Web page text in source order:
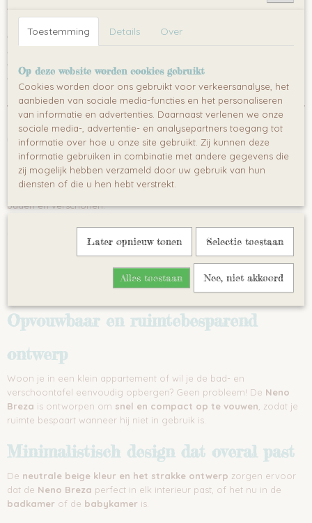
?
?
Opvouwbaar en ruimtebesparend
?
Stevig stalen frame– Voor maximale stabiliteit en duurzaamheid
?
Waterbestendig materiaal – Eenvoudig schoon te maken
Comfortabel voor zowel baby als ouder
ideale hoogte van het frame
voorkomt dat ouders zich
onnodig moeten buigen, wat rugklachten helpt te verminderen. Dit
baden en verschonen.
Snel en eenvoudig water afvoeren
hoef je de badkuip niet te tillen
om hem leeg te laten lopen. Dit zorgt voor extra gebruiksgemak
en voorkomt onnodige belasting van je rug.
Opvouwbaar en ruimtebesparend
ontwerp
Woon je in een klein appartement of wil je de bad- en
verschoontafel eenvoudig opbergen? Geen probleem! De Neno
Breza is ontworpen om snel en compact op te vouwen , zodat je
ruimte bespaart wanneer hij niet in gebruik is.
Minimalistisch design dat overal past
De neutrale beige kleur en het strakke ontwerp zorgen ervoor
dat de Neno Breza perfect in elk interieur past, of het nu in de
badkamer of de babykamer is.
Toestemming Details Over
Op deze website worden cookies gebruikt
Cookies worden door ons gebruikt voor verkeersanalyse, het
aanbieden van sociale media-functies en het personaliseren
van informatie en advertenties. Daarnaast verlenen we onze
sociale media-, advertentie- en analysepartners toegang tot
informatie over hoe u onze site gebruikt. Zij kunnen deze
informatie gebruiken in combinatie met andere gegevens die
zij mogelijk hebben verzameld door uw gebruik van hun
diensten of die u hen hebt verstrekt.
Later opnieuw tonen Selectie toestaan
Alles toestaan Nee, niet akkoord